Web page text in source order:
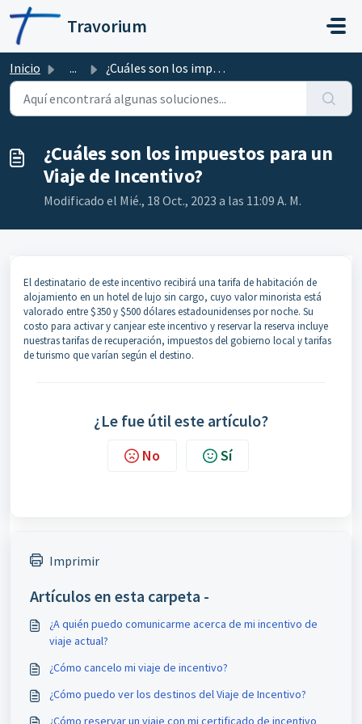
Ir al contenido principal
Travorium
Inicio ... ¿Cuáles son los impuestos para un Viaje de Incentivo?
¿Cuáles son los impuestos para un
Viaje de Incentivo?
Modificado el Mié., 18 Oct., 2023 a las 11:09 A. M.
El destinatario de este incentivo recibirá una tarifa de habitación de
alojamiento en un hotel de lujo sin cargo, cuyo valor minorista está
valorado entre $350 y $500 dólares estadounidenses por noche. Su
costo para activar y canjear este incentivo y reservar la reserva incluye
nuestras tarifas de recuperación, impuestos del gobierno local y tarifas
de turismo que varían según el destino.
¿Le fue útil este artículo?
No Sí
Imprimir
Artículos en esta carpeta -
¿A quién puedo comunicarme acerca de mi incentivo de
viaje actual?
¿Cómo cancelo mi viaje de incentivo?
¿Cómo puedo ver los destinos del Viaje de Incentivo?
¿Cómo reservar un viaje con mi certificado de incentivo